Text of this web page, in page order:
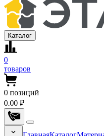
Каталог
0
товаров
0 позиций
0.00 ₽